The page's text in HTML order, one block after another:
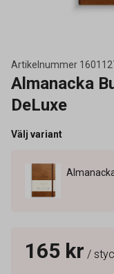
Artikelnummer
Almanacka
DeLuxe
Välj variant
165 kr /